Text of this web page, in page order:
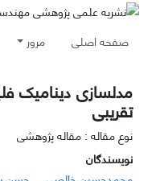
صفحه اصلی مرور
مدلسازی دینامیک
تقریبی
نوع مقاله : مقاله پژوهشی
نویسندگان